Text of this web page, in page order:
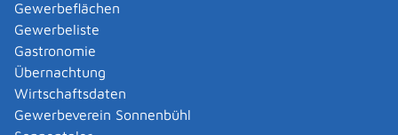
Gewerbeflächen
Gewerbeliste
Gastronomie
Übernachtung
Wirtschaftsdaten
Gewerbeverein Sonnenbühl
Stadt oder Gemeinde melden
Änderung nach Beantragung oder bei Bezug von
Bürgergeld mitteilen
Änderung persönlicher Daten der Hochschule
mitteilen
Änderungen an die Krankenkasse melden